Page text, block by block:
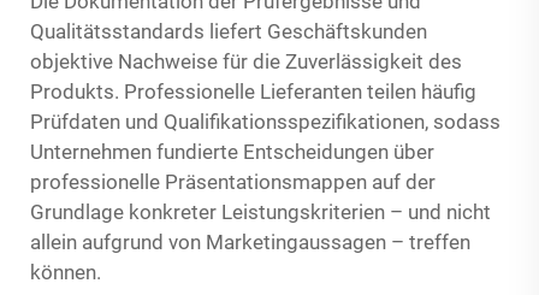
Qualitätsstandards liefert Geschäftskunden
objektive Nachweise für die Zuverlässigkeit des
Produkts. Professionelle Lieferanten teilen häufig
Prüfdaten und Qualifikationsspezifikationen, sodass
Unternehmen fundierte Entscheidungen über
professionelle Präsentationsmappen auf der
Grundlage konkreter Leistungskriterien – und nicht
allein aufgrund von Marketingaussagen – treffen
können.